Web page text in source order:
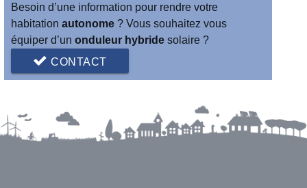
Besoin d’une information pour rendre votre
habitationautonome? Vous souhaitez vous
équiper d’unonduleur hybride solaire ?
CONTACT